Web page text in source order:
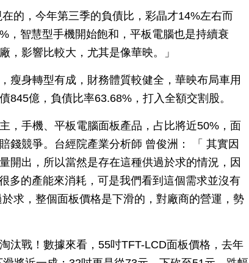
的，今年第三季的負債比，彩晶才14%左右而
，智慧型手機開始飽和，平板電腦也是持續衰
，影響比較大，尤其是像華映。」
瘦身轉型有成，財務體質較健全，華映布局車用
845億，負債比率63.68%，打入全額交割股。
，手機、平板電腦面板產品，占比將近50%，面
錢競爭。台經院產業分析師 曾俊洲： 「 其實因
開出，所以當然是存在這種供過於求的情況，因
多的產能來消耗，可是我們看到這個需求並沒有
求，整個面板價格是下滑的，對廠商的營運，勢
汰戰！數據來看，55吋TFT-LCD面板價格，去年